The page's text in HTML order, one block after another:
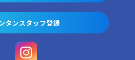
タンスタッフ登録